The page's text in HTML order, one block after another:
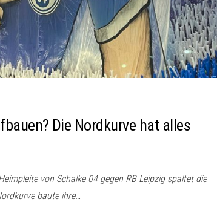
Die Nordkurve hat alles
von Schalke 04 gegen RB Leipzig spaltet die
baute ihre…